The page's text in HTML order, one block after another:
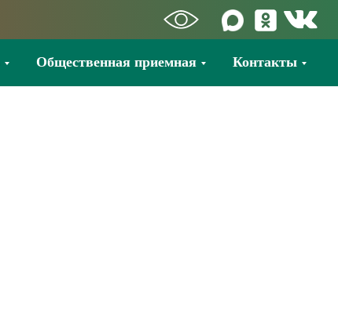
Общественная приемная Контакты